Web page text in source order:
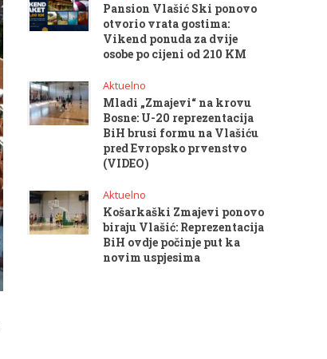
Pansion Vlašić Ski ponovo
otvorio vrata gostima:
Vikend ponuda za dvije
osobe po cijeni od 210 KM
Aktuelno
Mladi „Zmajevi“ na krovu
Bosne: U-20 reprezentacija
BiH brusi formu na Vlašiću
pred Evropsko prvenstvo
(VIDEO)
Aktuelno
Košarkaški Zmajevi ponovo
biraju Vlašić: Reprezentacija
BiH ovdje počinje put ka
novim uspjesima